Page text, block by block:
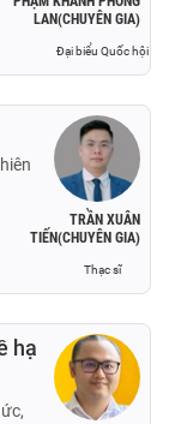
LAN(CHUYÊN GIA)
Đại biểu Quốc hội
TRẦN XUÂN
TIẾN(CHUYÊN GIA)
Thạc sĩ
hạ